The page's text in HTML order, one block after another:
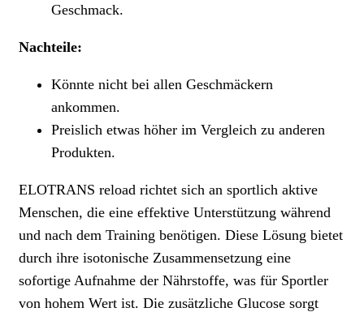
Geschmack.
Nachteile:
Könnte nicht bei allen Geschmäckern
ankommen.
Preislich etwas höher im Vergleich zu anderen
Produkten.
ELOTRANS reload richtet sich an sportlich aktive
Menschen, die eine effektive Unterstützung während
und nach dem Training benötigen. Diese Lösung bietet
durch ihre isotonische Zusammensetzung eine
sofortige Aufnahme der Nährstoffe, was für Sportler
von hohem Wert ist. Die zusätzliche Glucose sorgt